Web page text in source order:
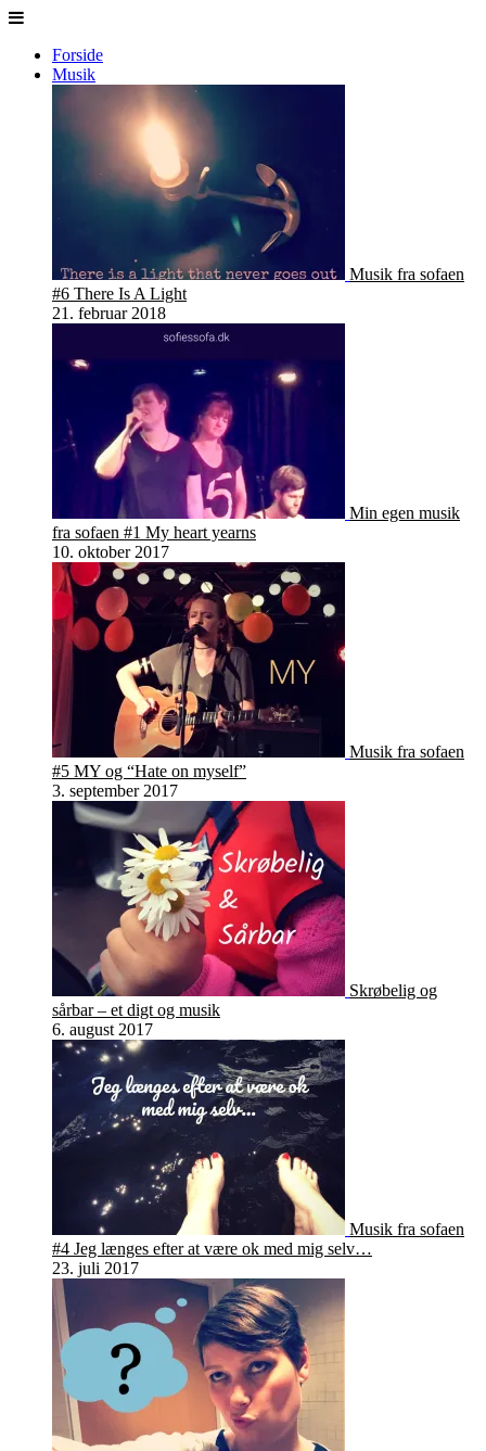
Forside
Musik
Musik fra sofaen
#6 There Is A Light
21. februar 2018
Min egen musik
fra sofaen #1 My heart yearns
10. oktober 2017
Musik fra sofaen
#5 MY og “Hate on myself”
3. september 2017
Skrøbelig og
sårbar – et digt og musik
6. august 2017
Musik fra sofaen
#4 Jeg længes efter at være ok med mig selv…
23. juli 2017